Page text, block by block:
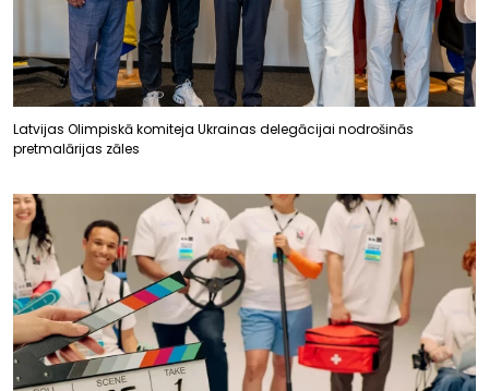
Latvijas Olimpiskā komiteja Ukrainas delegācijai nodrošinās
pretmalārijas zāles